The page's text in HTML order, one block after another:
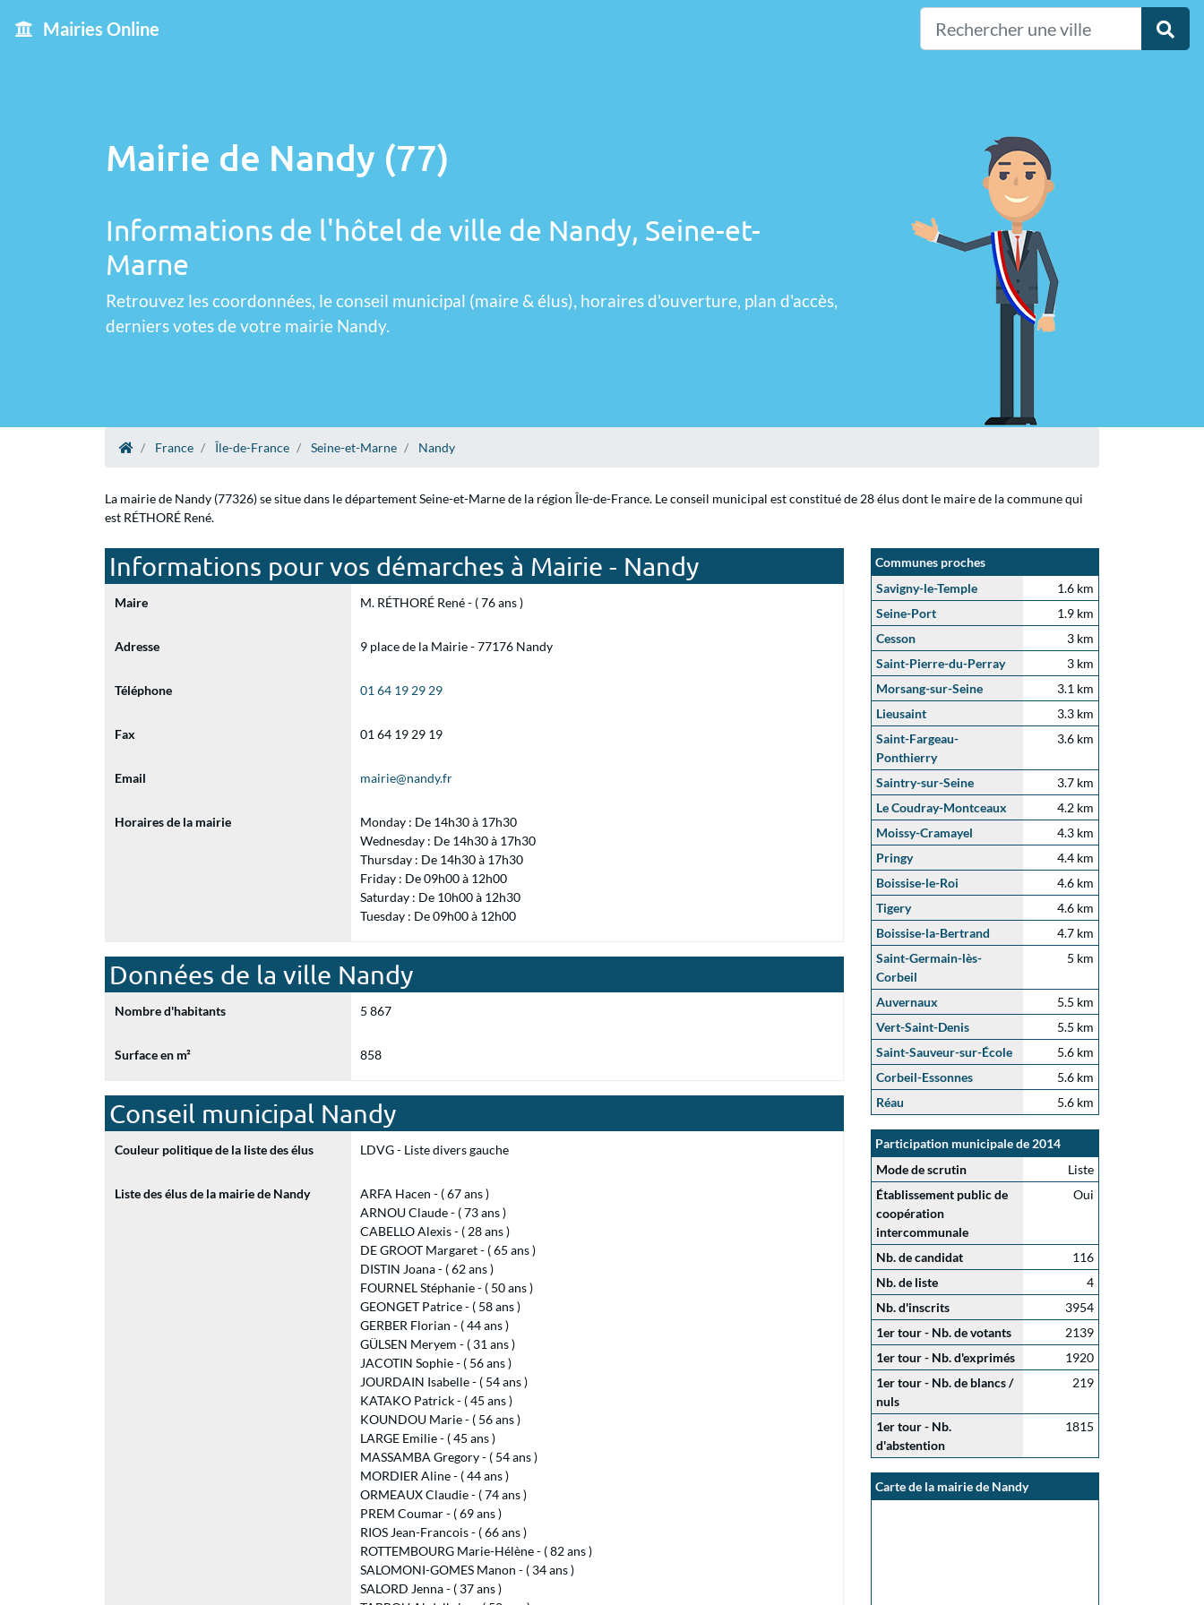
Mairies Online
Mairie de Nandy (77)
Informations de l'hôtel de ville de Nandy, Seine-et-
Marne
Retrouvez les coordonnées, le conseil municipal (maire & élus), horaires d'ouverture, plan d'accès,
derniers votes de votre mairie Nandy.
France Île-de-France Seine-et-Marne Nandy
La mairie de Nandy (77326) se situe dans le département Seine-et-Marne de la région Île-de-France. Le conseil municipal est constitué de 28 élus dont le maire de la commune qui
est RÉTHORÉ René.
Informations pour vos démarches à Mairie - Nandy
Maire M. RÉTHORÉ René - ( 76 ans )
Adresse 9 place de la Mairie - 77176 Nandy
Téléphone 01 64 19 29 29
Fax 01 64 19 29 19
Email mairie@nandy.fr
Horaires de la mairie
Monday : De 14h30 à 17h30
Wednesday : De 14h30 à 17h30
Thursday : De 14h30 à 17h30
Friday : De 09h00 à 12h00
Saturday : De 10h00 à 12h30
Tuesday : De 09h00 à 12h00
Données de la ville Nandy
Nombre d'habitants 5 867
Surface en m² 858
Conseil municipal Nandy
Couleur politique de la liste des élus LDVG - Liste divers gauche
Liste des élus de la mairie de Nandy
ARFA Hacen - ( 67 ans )
ARNOU Claude - ( 73 ans )
CABELLO Alexis - ( 28 ans )
DE GROOT Margaret - ( 65 ans )
DISTIN Joana - ( 62 ans )
FOURNEL Stéphanie - ( 50 ans )
GEONGET Patrice - ( 58 ans )
GERBER Florian - ( 44 ans )
GÜLSEN Meryem - ( 31 ans )
JACOTIN Sophie - ( 56 ans )
JOURDAIN Isabelle - ( 54 ans )
KATAKO Patrick - ( 45 ans )
KOUNDOU Marie - ( 56 ans )
LARGE Emilie - ( 45 ans )
MASSAMBA Gregory - ( 54 ans )
MORDIER Aline - ( 44 ans )
ORMEAUX Claudie - ( 74 ans )
PREM Coumar - ( 69 ans )
RIOS Jean-Francois - ( 66 ans )
ROTTEMBOURG Marie-Hélène - ( 82 ans )
SALOMONI-GOMES Manon - ( 34 ans )
SALORD Jenna - ( 37 ans )
Communes proches
Savigny-le-Temple
1.6 km
Seine-Port
1.9 km
Cesson
3 km
Saint-Pierre-du-Perray
3 km
Morsang-sur-Seine
3.1 km
Lieusaint
3.3 km
Saint-Fargeau-
Ponthierry
3.6 km
Saintry-sur-Seine
3.7 km
Le Coudray-Montceaux
4.2 km
Moissy-Cramayel
4.3 km
Pringy
4.4 km
Boissise-le-Roi
4.6 km
Tigery
4.6 km
Boissise-la-Bertrand
4.7 km
Saint-Germain-lès-
Corbeil
5 km
Auvernaux
5.5 km
Vert-Saint-Denis
5.5 km
Saint-Sauveur-sur-École
5.6 km
Corbeil-Essonnes
5.6 km
Réau
5.6 km
Participation municipale de 2014
Mode de scrutin
Liste
Établissement public de
coopération
intercommunale
Oui
Nb. de candidat
116
Nb. de liste
4
Nb. d'inscrits
3954
1er tour - Nb. de votants
2139
1er tour - Nb. d'exprimés
1920
1er tour - Nb. de blancs /
nuls
219
1er tour - Nb.
d'abstention
1815
Carte de la mairie de Nandy